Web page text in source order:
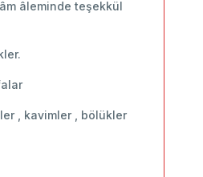
âleminde teşekkül
, kavimler , bölükler